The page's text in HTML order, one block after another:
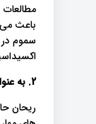
باعث
سموم در
2. به عنوان ضد التهاب عمل می‌کند
ریحان